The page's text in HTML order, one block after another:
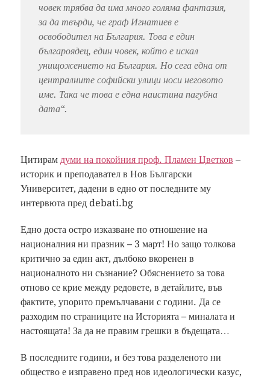
човек трябва да има много голяма фантазия,
за да твърди, че граф Игнатиев е
освободител на България. Това е един
българоядец, един човек, който е искал
унищожението на България. Но сега една от
централните софийски улици носи неговото
име. Така че това е една наистина пагубна
дата“.
Цитирам думи на покойния проф. Пламен Цветков –
историк и преподавател в Нов Български
Университет, дадени в едно от последните му
интервюта пред debati.bg
Едно доста остро изказване по отношение на
националния ни празник – 3 март! Но защо толкова
критично за един акт, дълбоко вкоренен в
националното ни съзнание? Обяснението за това
отново се крие между редовете, в детайлите, във
фактите, упорито премълчавани с години. Да се
разходим по страниците на Историята – миналата и
настоящата! За да не правим грешки в бъдещата…
В последните години, и без това разделеното ни
общество е изправено пред нов идеологически казус,